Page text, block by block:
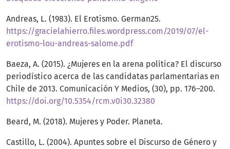
Andreas, L. (1983). El Erotismo. German25.
https://gracielahierro.files.wordpress.com/2019/07/el-
erotismo-lou-andreas-salome.pdf
Baeza, A. (2015). ¿Mujeres en la arena política? El discurso
periodístico acerca de las candidatas parlamentarias en
Chile de 2013. Comunicación Y Medios, (30), pp. 176–200.
https://doi.org/10.5354/rcm.v0i30.32380
Beard, M. (2018). Mujeres y Poder. Planeta.
Castillo, L. (2004). Apuntes sobre el Discurso de Género y